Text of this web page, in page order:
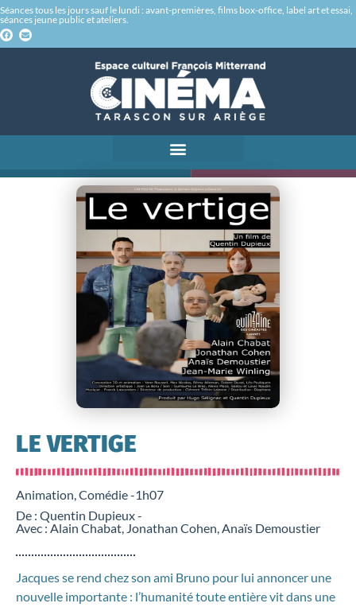
Séances tous les jours sauf le lundi : avant-premières, films box-office, label art et essai,
séances jeune public et ateliers.
LE VERTIGE
Animation, Comédie -1h07
De : Quentin Dupieux -
Avec : Alain Chabat, Jonathan Cohen, Anaïs Demoustier
Jacques se rend chez son ami Bruno pour lui annoncer une
nouvelle importante : l’humanité toute entière vit dans une